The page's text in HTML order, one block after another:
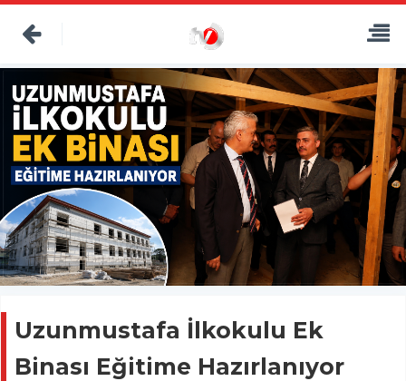
Uzunmustafa İlkokulu Ek
Binası Eğitime Hazırlanıyor